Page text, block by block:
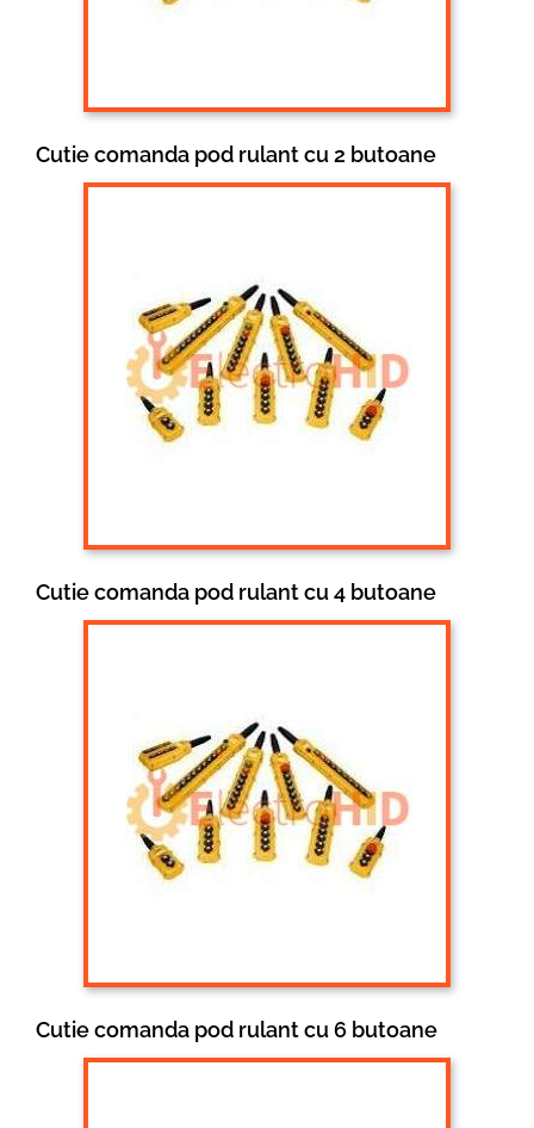
Cutie comanda pod rulant cu 2 butoane
Cutie comanda pod rulant cu 4 butoane
Cutie comanda pod rulant cu 6 butoane